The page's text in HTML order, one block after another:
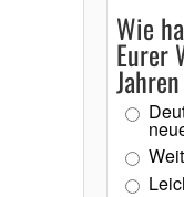
Wie
Eurer